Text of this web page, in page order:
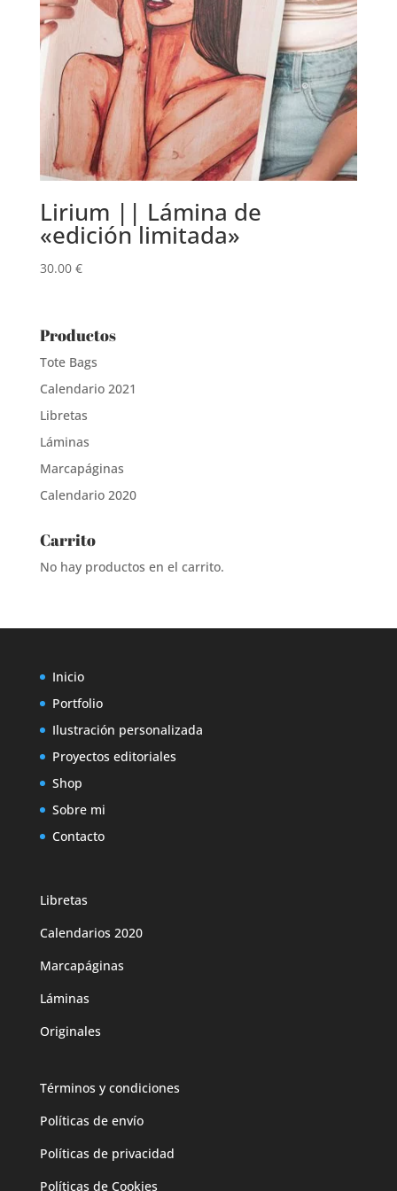
Lirium || Lámina de
«edición limitada»
30.00 €
Productos
Tote Bags
Calendario 2021
Libretas
Láminas
Marcapáginas
Calendario 2020
Carrito
No hay productos en el carrito.
Inicio
Portfolio
Ilustración personalizada
Proyectos editoriales
Shop
Sobre mi
Contacto
Libretas
Calendarios 2020
Marcapáginas
Láminas
Originales
Términos y condiciones
Políticas de envío
Políticas de privacidad
Políticas de Cookies